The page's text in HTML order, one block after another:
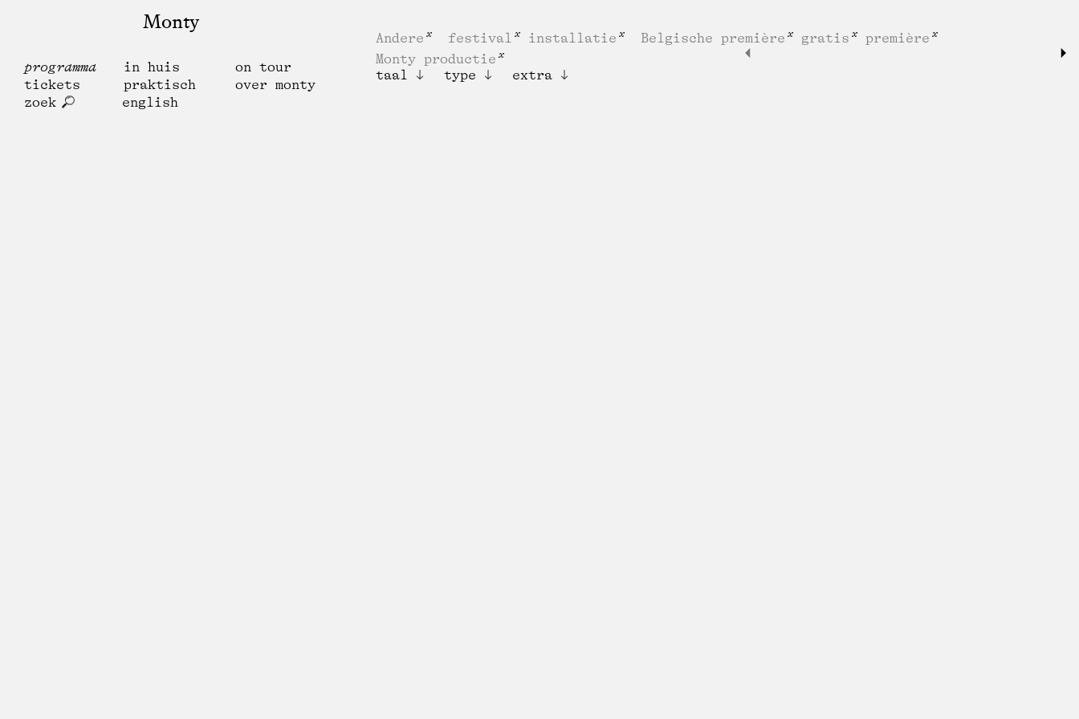
Monty
programma in huis
on tour
tickets
praktisch
over monty
zoek
english
Andere festival installatie Belgische première gratis
première
Monty productie
taal
type extra